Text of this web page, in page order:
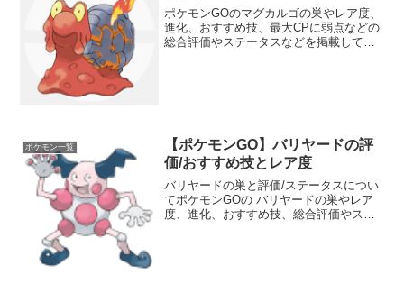
ポケモンGOのマグカルゴの巣やレア度、
進化、おすすめ技、最大CPに弱点などの
総合評価やステータスなどを掲載してい
ポケモン一覧
【ポケモンGO】バリヤードの評
価/おすすめ技とレア度
バリヤードの巣と評価/ステータスについ
てポケモンGOの バリヤードの巣やレア
度、進化、おすすめ技、総合評価やステ